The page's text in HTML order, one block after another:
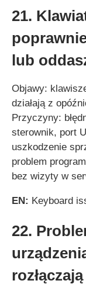
21.
lub
Objawy:
działają z
Przyczyny:
sterownik, port
uszkodzenie
problem
bez wizyty w
EN: Keyboard
22.